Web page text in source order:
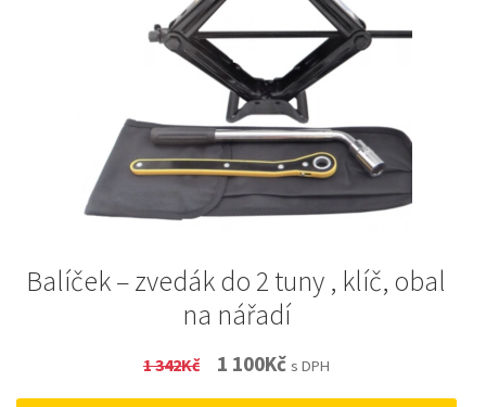
Balíček – zvedák do 2 tuny , klíč, obal
na nářadí
1 342Kč
Original
price
1 100KčCurrent
price
s DPH